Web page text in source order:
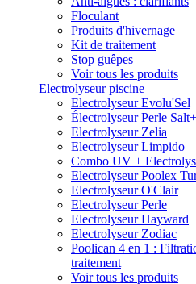
Floculant
Produits d'hivernage
Kit de traitement
Stop guêpes
Voir tous les produits
Electrolyseur piscine
Electrolyseur Evolu'Sel
Électrolyseur Perle Salt+
Electrolyseur Zelia
Electrolyseur Limpido
Combo UV +
Electrolyseur Poolex
Electrolyseur O'Clair
Electrolyseur Perle
Electrolyseur Hayward
Electrolyseur Zodiac
Poolican 4 en 1 :
traitement
Voir tous les produits